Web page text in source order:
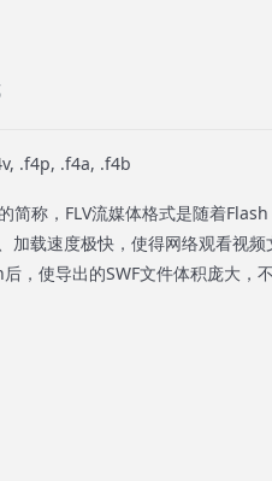
.f4p, .f4a, .f4b
简称，FLV流媒体格式是随着
加载速度极快，使得网络观看视
，使导出的SWF文件体积庞大，